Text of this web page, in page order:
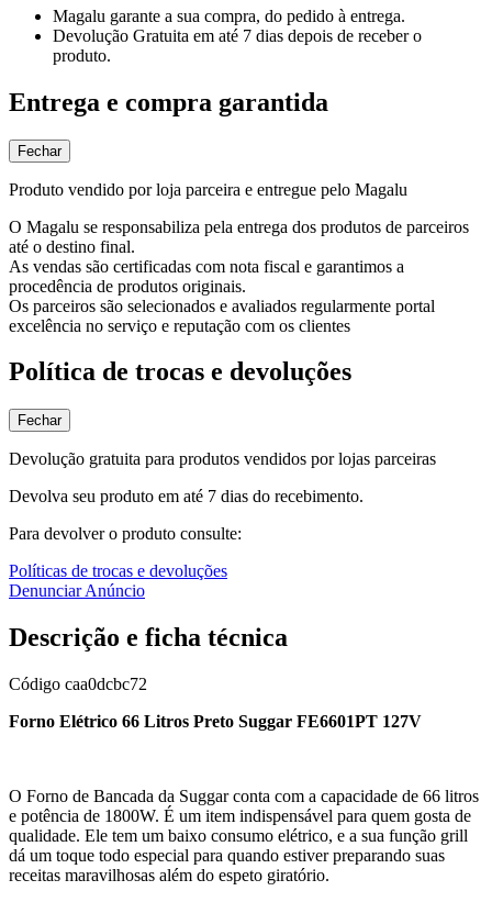
Magalu garante a sua compra, do pedido à entrega.
Devolução Gratuita em até 7 dias depois de receber o
produto.
Entrega e compra garantida
Fechar
Produto vendido por loja parceira e entregue pelo Magalu
O Magalu se responsabiliza pela entrega dos produtos de parceiros
até o destino final.
As vendas são certificadas com nota fiscal e garantimos a
procedência de produtos originais.
Os parceiros são selecionados e avaliados regularmente portal
excelência no serviço e reputação com os clientes
Política de trocas e devoluções
Fechar
Devolução gratuita para produtos vendidos por lojas parceiras
Devolva seu produto em até 7 dias do recebimento.
Para devolver o produto consulte:
Políticas de trocas e devoluções
Denunciar Anúncio
Descrição e ficha técnica
Código caa0dcbc72
Forno Elétrico 66 Litros Preto Suggar FE6601PT 127V
O Forno de Bancada da Suggar conta com a capacidade de 66 litros
e potência de 1800W. É um item indispensável para quem gosta de
qualidade. Ele tem um baixo consumo elétrico, e a sua função grill
dá um toque todo especial para quando estiver preparando suas
receitas maravilhosas além do espeto giratório.